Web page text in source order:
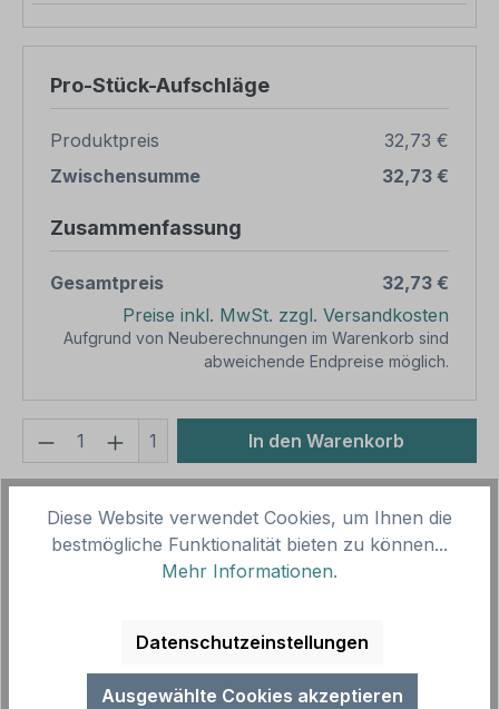
Pro-Stück-Aufschläge
Produktpreis
32,73 €
Zwischensumme
32,73 €
Zusammenfassung
Gesamtpreis
32,73 €
Preise inkl. MwSt. zzgl. Versandkosten
Aufgrund von Neuberechnungen im Warenkorb sind
abweichende Endpreise möglich.
Produkt Anzahl: Gib den
1 In den Warenkorb
Vorlagenummer: LW-G-11
Hofschild Frische Kürbisse. Verkaufsschilder für
Wir führen zahlreiche Obs…Mehr
Diese Website verwendet Cookies, um Ihnen die
bestmögliche Funktionalität bieten zu können...
Mehr Informationen.
Datenschutzeinstellungen
Ausgewählte Cookies akzeptieren